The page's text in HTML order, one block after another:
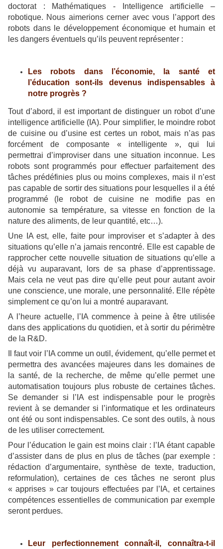
doctorat : Mathématiques - Intelligence artificielle –
robotique. Nous aimerions cerner avec vous l’apport des
robots dans le développement économique et humain et
les dangers éventuels qu’ils peuvent représenter :
Les robots dans l’économie, la santé et
l’éducation sont-ils devenus indispensables à
notre progrès ?
Tout d’abord, il est important de distinguer un robot d’une
intelligence artificielle (IA). Pour simplifier, le moindre robot
de cuisine ou d’usine est certes un robot, mais n’as pas
forcément de composante « intelligente », qui lui
permettrai d’improviser dans une situation inconnue. Les
robots sont programmés pour effectuer parfaitement des
tâches prédéfinies plus ou moins complexes, mais il n’est
pas capable de sortir des situations pour lesquelles il a été
programmé (le robot de cuisine ne modifie pas en
autonomie sa température, sa vitesse en fonction de la
nature des aliments, de leur quantité, etc…).
Une IA est, elle, faite pour improviser et s’adapter à des
situations qu’elle n’a jamais rencontré. Elle est capable de
rapprocher cette nouvelle situation de situations qu’elle a
déjà vu auparavant, lors de sa phase d’apprentissage.
Mais cela ne veut pas dire qu’elle peut pour autant avoir
une conscience, une morale, une personnalité. Elle répète
simplement ce qu’on lui a montré auparavant.
A l’heure actuelle, l’IA commence à peine à être utilisée
dans des applications du quotidien, et à sortir du périmètre
de la R&D.
Il faut voir l’IA comme un outil, évidement, qu’elle permet et
permettra des avancées majeures dans les domaines de
la santé, de la recherche, de même qu’elle permet une
automatisation toujours plus robuste de certaines tâches.
Se demander si l’IA est indispensable pour le progrès
revient à se demander si l’informatique et les ordinateurs
ont été ou sont indispensables. Ce sont des outils, à nous
de les utiliser correctement.
Pour l’éducation le gain est moins clair : l’IA étant capable
d’assister dans de plus en plus de tâches (par exemple :
rédaction d’argumentaire, synthèse de texte, traduction,
reformulation), certaines de ces tâches ne seront plus
« apprises » car toujours effectuées par l’IA, et certaines
compétences essentielles de communication par exemple
seront perdues.
Leur perfectionnement connaît-il, connaîtra-t-il